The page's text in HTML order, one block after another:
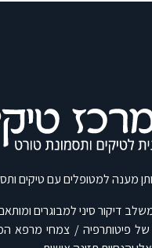
מענה למטופלים עם טיקים
דיקור סיני למבוגרים
של פיטותרפיה / צמחי מרפא